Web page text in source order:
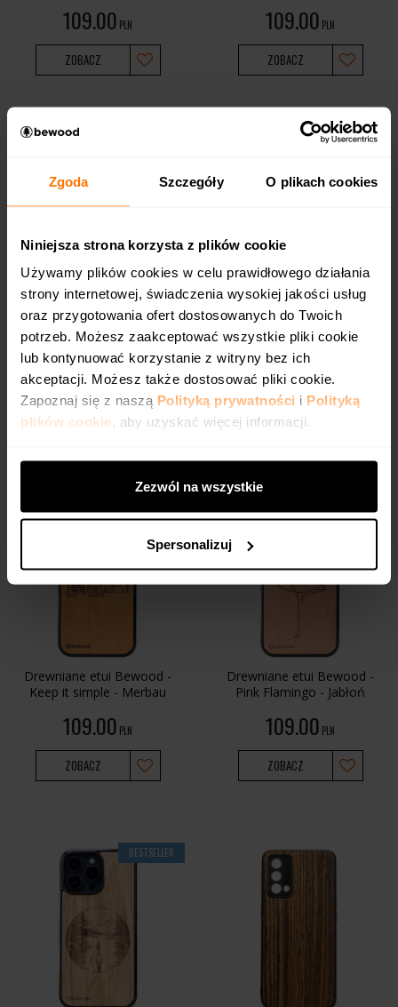
Zgoda Szczegóły O plikach cookies
Niniejsza strona korzysta z plików cookie
Używamy plików cookies w celu prawidłowego działania
strony internetowej, świadczenia wysokiej jakości usług
oraz przygotowania ofert dostosowanych do Twoich
potrzeb. Możesz zaakceptować wszystkie pliki cookie
lub kontynuować korzystanie z witryny bez ich
akceptacji. Możesz także dostosować pliki cookie.
Zapoznaj się z naszą Polityką prywatności i Polityką
plików cookie, aby uzyskać więcej informacji.
Zezwól na wszystkie
Spersonalizuj
109.00 PLN
ZOBACZ
109.00 PLN
ZOBACZ
Drewniane etui Bewood -
Siekiera - Dąb
109.00PLN
ZOBACZ
BESTSELLER
Drewniane etui Bewood -
Stay Fit - Merbau
109.00PLN
ZOBACZ
Drewniane etui Bewood -
Keep it simple - Merbau
109.00 PLN
ZOBACZ
Drewniane etui Bewood -
Pink Flamingo - Jabłoń
109.00 PLN
ZOBACZ
BESTSELLER